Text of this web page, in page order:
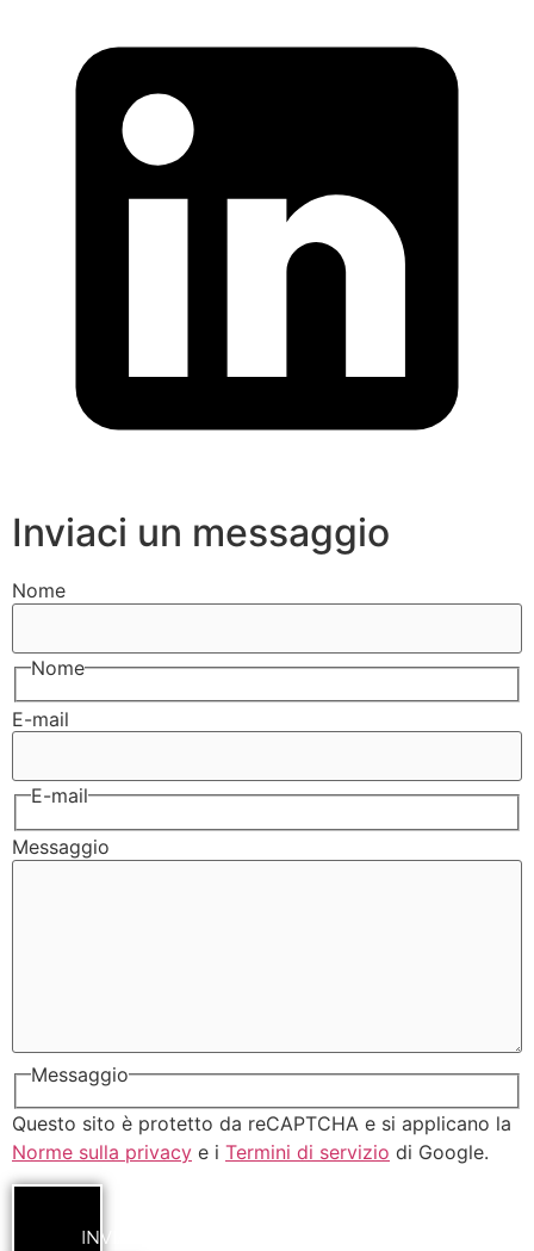
Inviaci un messaggio
Nome
Nome
E-mail
E-mail
Messaggio
Messaggio
Questo sito è protetto da reCAPTCHA e si applicano la
Norme sulla privacy e i Termini di servizio di Google.
INVIA